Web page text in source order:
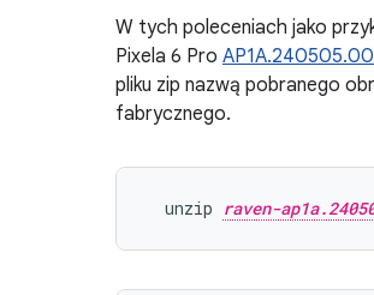
W tych poleceniach jako
Pixela 6 Pro
pliku zip nazwą pobranego
fabrycznego.
  unzip
raven-